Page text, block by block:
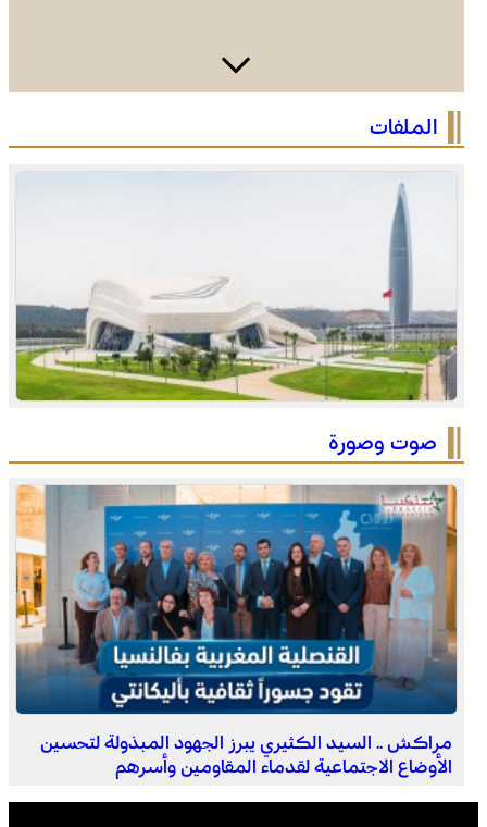
الرباط في صيف سياحي استثنائي .. ارتفاع الإقبال ينعش القطاع
الفندقي
التفاصيل الكاملة لاقتحام ولي العهد مياه سبتة المحتلة على
العثور على جثة مقطعة الأطراف داخل عشة بمنطقة منابع
بوزملان والتحقيقات متواصلة لكشف ملابسات الجريمة
الملفات
صوت وصورة
مراكش .. السيد الكثيري يبرز الجهود المبذولة لتحسين
الأوضاع الاجتماعية لقدماء المقاومين وأسرهم